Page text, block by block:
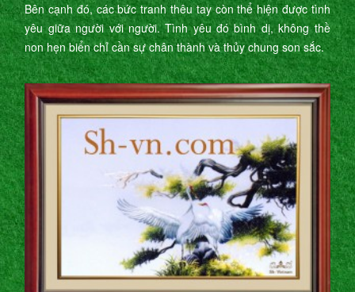
Bên cạnh đó, các bức tranh thêu tay còn thể hiện được tình
yêu giữa người với người. Tình yêu đó bình dị, không thề
non hẹn biển chỉ cần sự chân thành và thủy chung son sắc.